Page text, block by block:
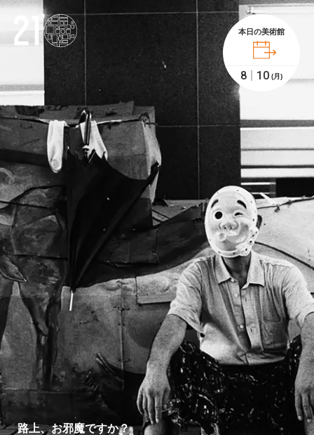
本日の美術館
8 10 (月)
路上、お邪魔ですか？